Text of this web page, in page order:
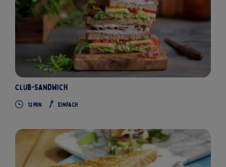
Club-Sandwich
12 Min Einfach